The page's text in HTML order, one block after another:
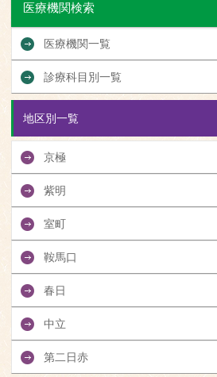
医療機関検索
医療機関一覧
診療科目別一覧
地区別一覧
京極
紫明
室町
鞍馬口
春日
中立
第二日赤